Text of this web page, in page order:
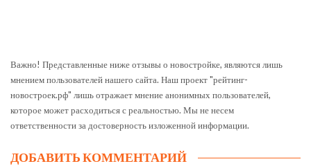
Важно! Представленные ниже отзывы о новостройке, являются лишь
мнением пользователей нашего сайта. Наш проект "рейтинг-
новостроек.рф" лишь отражает мнение анонимных пользователей,
которое может расходиться с реальностью. Мы не несем
ответственности за достоверность изложенной информации.
ДОБАВИТЬ КОММЕНТАРИЙ